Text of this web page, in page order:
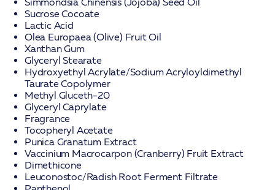
Sucrose Cocoate
Lactic Acid
Olea Europaea (Olive) Fruit Oil
Xanthan Gum
Glyceryl Stearate
Hydroxyethyl Acrylate/Sodium Acryloyldimethyl
Taurate Copolymer
Methyl Gluceth-20
Glyceryl Caprylate
Fragrance
Tocopheryl Acetate
Punica Granatum Extract
Vaccinium Macrocarpon (Cranberry) Fruit Extract
Dimethicone
Leuconostoc/Radish Root Ferment Filtrate